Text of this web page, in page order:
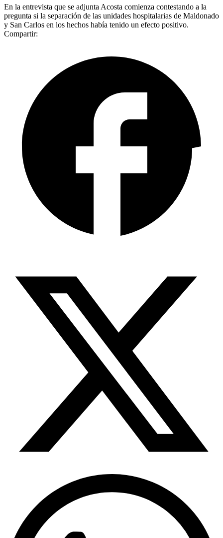
En la entrevista que se adjunta Acosta comienza contestando a la
pregunta si la separación de las unidades hospitalarias de Maldonado
y San Carlos en los hechos había tenido un efecto positivo.
Compartir: